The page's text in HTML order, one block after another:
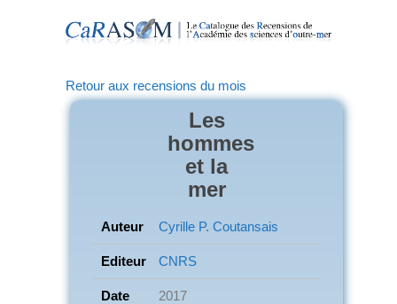
Retour aux recensions du mois
Les
hommes
et la
mer
Auteur Cyrille P. Coutansais
Editeur CNRS
Date 2017